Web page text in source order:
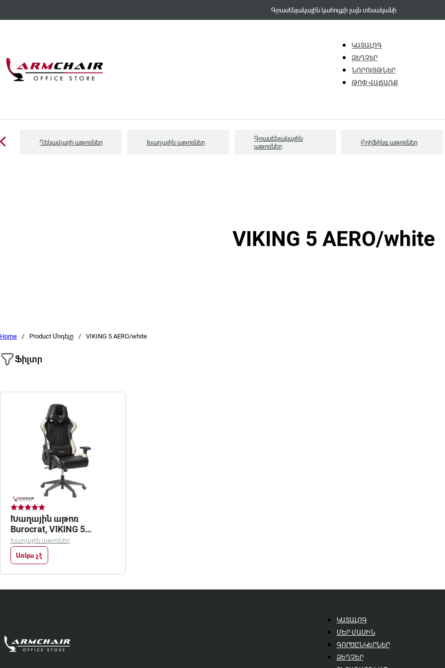
Գրասենյակային կահույքի լայն տեսականի
ԿԱՏԱԼՈԳ
ԶԵՂՉԵՐ
ՆՈՐՈՒՅԹՆԵՐ
ԹՈՓ ՎԱՃԱՌՔ
Ղեկավարի աթոռներ Խաղային աթոռներ
Գրասենյակային
աթոռներ
Բրիֆինգ աթոռներ
VIKING 5 AERO/white
Home / Product Մոդելը / VIKING 5 AERO/white
Ֆիլտր
Խաղային աթոռ
Burocrat, VIKING 5
AERO/white
Խաղային աթոռներ
Առկա չէ
ԿԱՏԱԼՈԳ
ՄԵՐ ՄԱՍԻՆ
ԳՈՐԾԸՆԿԵՐՆԵՐ
ԶԵՂՉԵՐ